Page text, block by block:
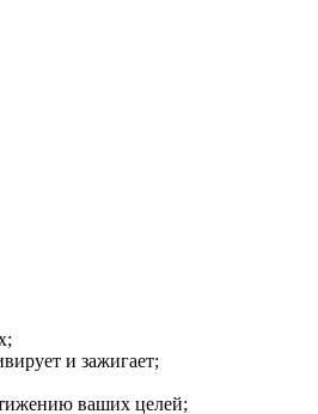
и зажигает;
ваших целей;